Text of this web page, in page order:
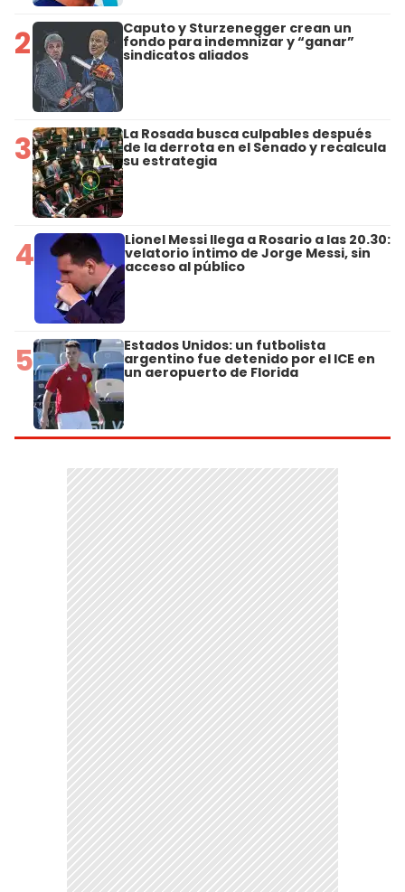
2 Caputo y Sturzenegger crean un
fondo para indemnizar y “ganar”
sindicatos aliados
3 La Rosada busca culpables después
de la derrota en el Senado y recalcula
su estrategia
4 Lionel Messi llega a Rosario a las 20.30:
velatorio íntimo de Jorge Messi, sin
acceso al público
5 Estados Unidos: un futbolista
argentino fue detenido por el ICE en
un aeropuerto de Florida